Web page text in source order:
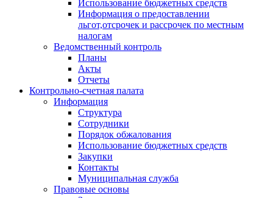
Использование бюджетных средств
Информация о предоставлении
льгот,отсрочек и рассрочек по местным
налогам
Ведомственный контроль
Планы
Акты
Отчеты
Контрольно-счетная палата
Информация
Структура
Сотрудники
Порядок обжалования
Использование бюджетных средств
Закупки
Контакты
Муниципальная служба
Правовые основы